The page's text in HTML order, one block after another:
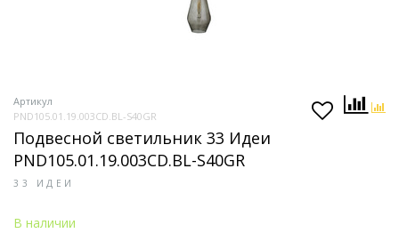
Артикул
PND105.01.19.003CD.BL-S40GR
Подвесной светильник 33 Идеи
PND105.01.19.003CD.BL-S40GR
33 ИДЕИ
В наличии